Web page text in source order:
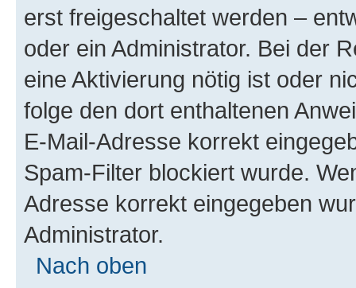
erst freigeschaltet werden –
oder ein Administrator. Bei der
eine Aktivierung nötig ist oder
folge den dort enthaltenen
E-Mail-Adresse korrekt
Spam-Filter blockiert wurde.
Adresse korrekt eingegeben
Administrator.
Nach oben